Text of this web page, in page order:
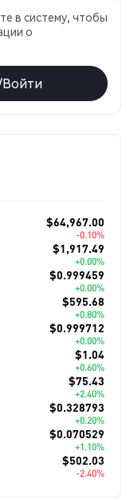
в систему, чтобы
о
Войти
$64,967.00
-0.10%
$1,917.49
+0.00%
$0.999459
+0.00%
$595.68
+0.80%
$0.999712
+0.00%
$1.04
+0.60%
$75.43
+2.40%
$0.328793
+0.20%
$0.070529
+1.10%
$502.03
-2.40%